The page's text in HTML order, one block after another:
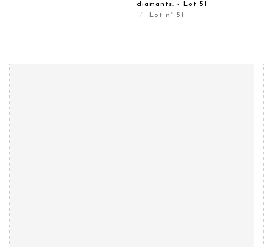
diamants. - Lot 51
Lot n° 51